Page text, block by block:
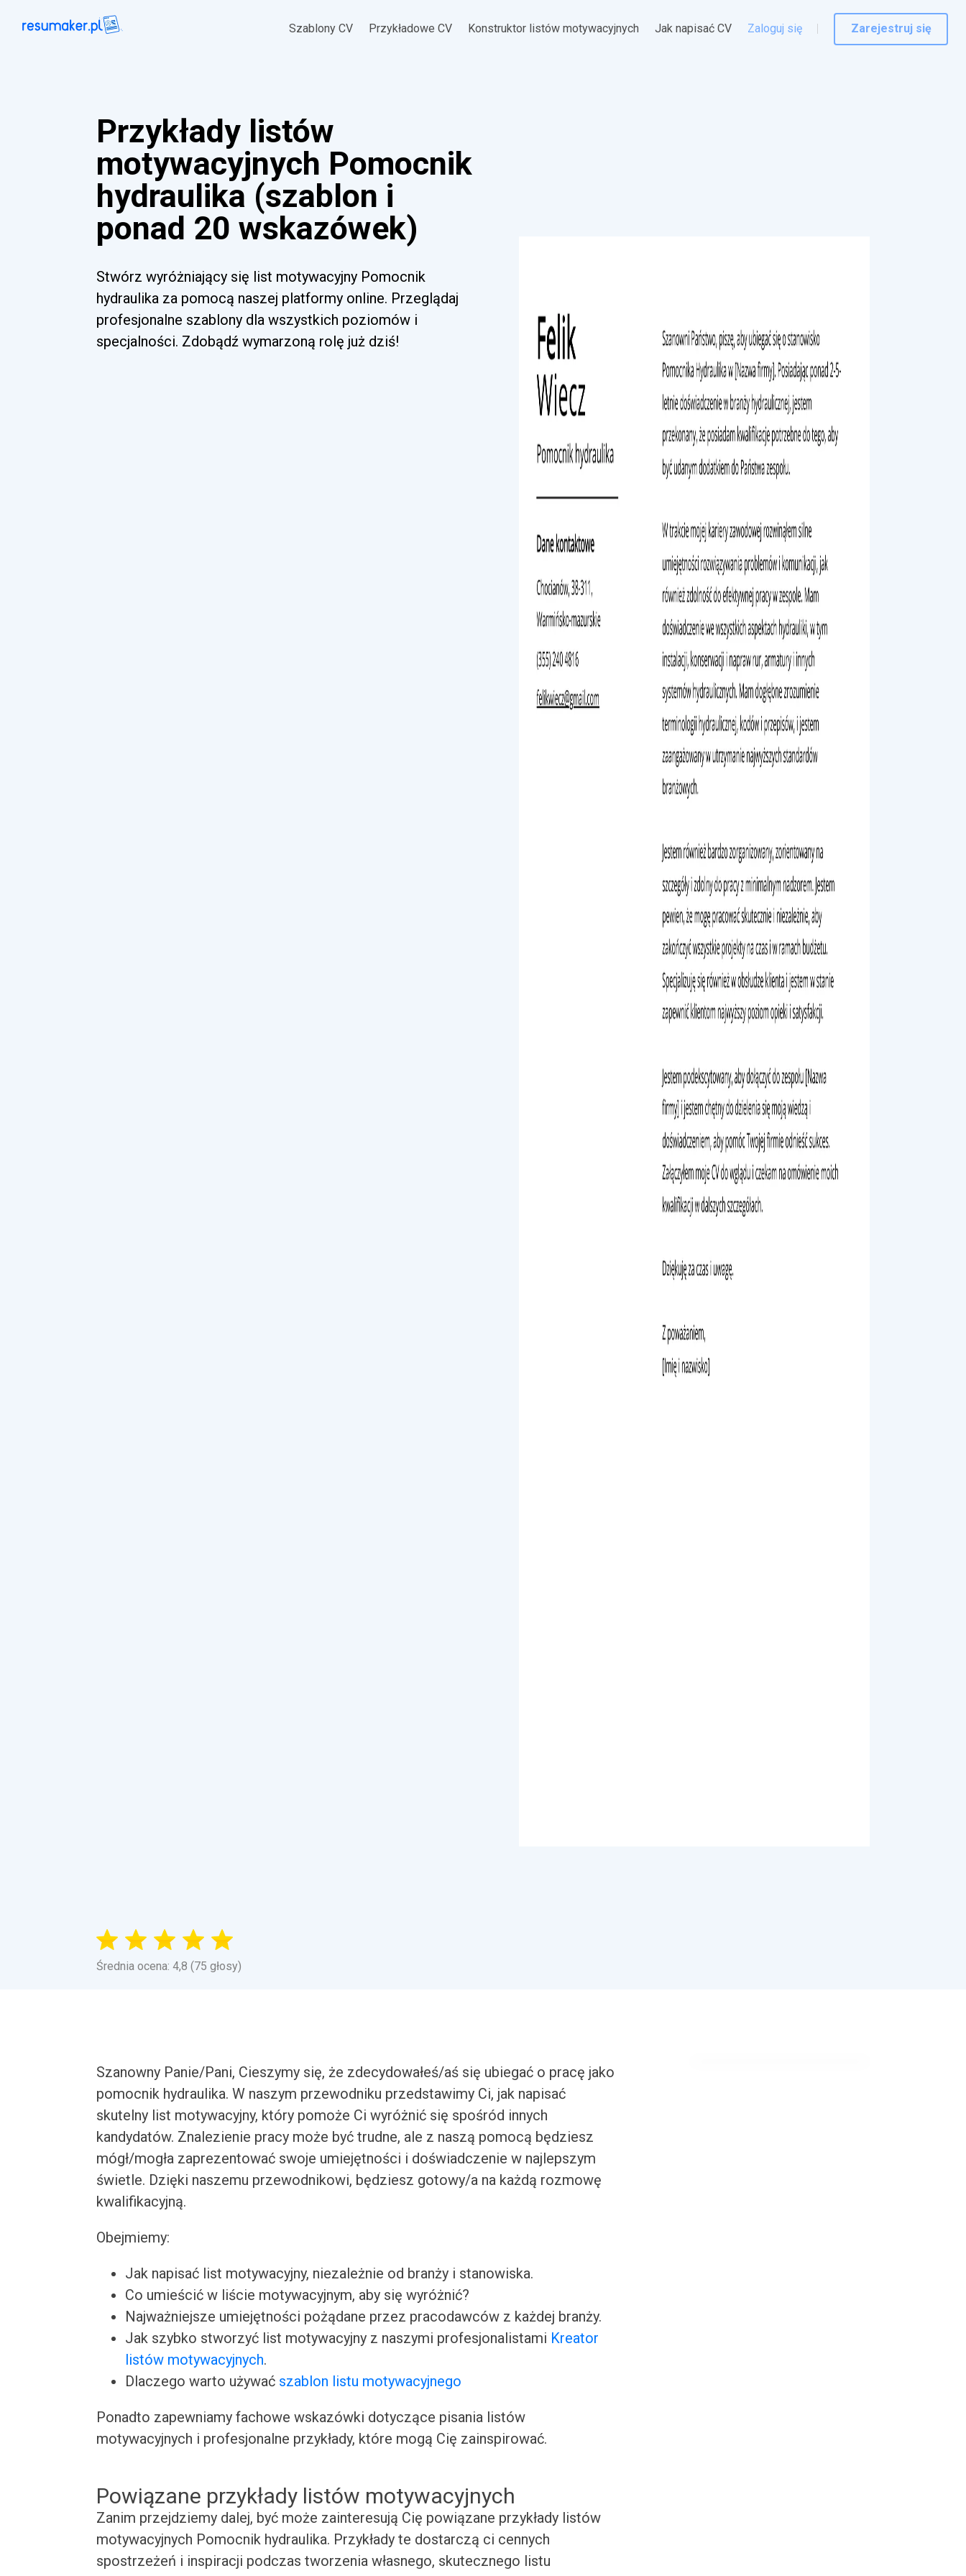
Szablony CV Przykładowe CV Konstruktor listów motywacyjnych Jak napisać CV Zaloguj się Zarejestruj się
Przykłady listów
motywacyjnych Pomocnik
hydraulika (szablon i
ponad 20 wskazówek)
Stwórz wyróżniający się list motywacyjny Pomocnik
hydraulika za pomocą naszej platformy online. Przeglądaj
profesjonalne szablony dla wszystkich poziomów i
specjalności. Zdobądź wymarzoną rolę już dziś!
Średnia ocena: 4,8 (75 głosy)
Szanowny Panie/Pani, Cieszymy się, że zdecydowałeś/aś się ubiegać o pracę jako
pomocnik hydraulika. W naszym przewodniku przedstawimy Ci, jak napisać
skutelny list motywacyjny, który pomoże Ci wyróżnić się spośród innych
kandydatów. Znalezienie pracy może być trudne, ale z naszą pomocą będziesz
mógł/mogła zaprezentować swoje umiejętności i doświadczenie w najlepszym
świetle. Dzięki naszemu przewodnikowi, będziesz gotowy/a na każdą rozmowę
kwalifikacyjną.
Obejmiemy:
Jak napisać list motywacyjny, niezależnie od branży i stanowiska.
Co umieścić w liście motywacyjnym, aby się wyróżnić?
Najważniejsze umiejętności pożądane przez pracodawców z każdej branży.
Jak szybko stworzyć list motywacyjny z naszymi profesjonalistami Kreator
listów motywacyjnych.
Dlaczego warto używać szablon listu motywacyjnego
Ponadto zapewniamy fachowe wskazówki dotyczące pisania listów
motywacyjnych i profesjonalne przykłady, które mogą Cię zainspirować.
Powiązane przykłady listów motywacyjnych
Zanim przejdziemy dalej, być może zainteresują Cię powiązane przykłady listów
motywacyjnych Pomocnik hydraulika. Przykłady te dostarczą ci cennych
spostrzeżeń i inspiracji podczas tworzenia własnego, skutecznego listu